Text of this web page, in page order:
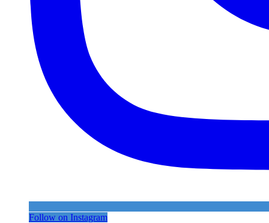
Follow on Instagram